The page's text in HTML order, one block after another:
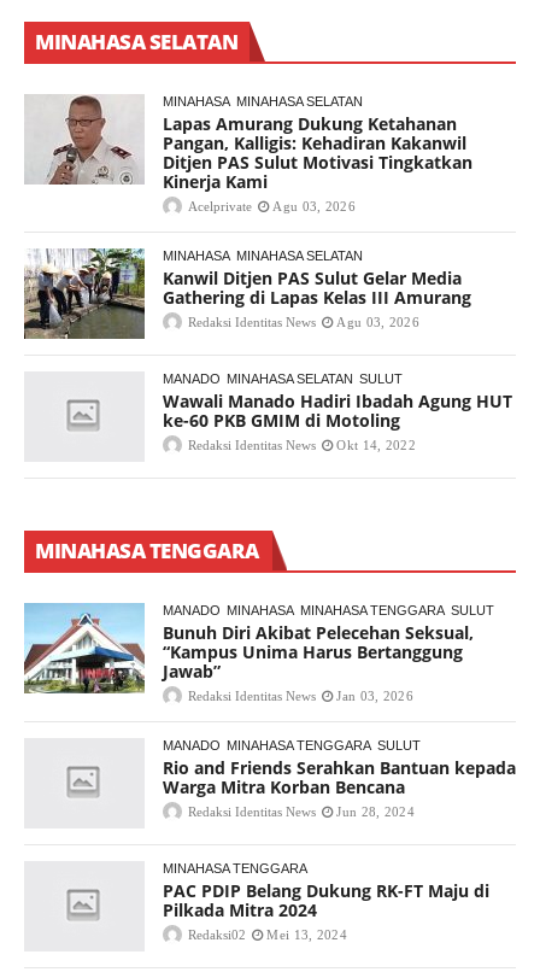
MINAHASA SELATAN
MINAHASA MINAHASA SELATAN
Lapas Amurang Dukung Ketahanan
Pangan, Kalligis: Kehadiran Kakanwil
Ditjen PAS Sulut Motivasi Tingkatkan
Kinerja Kami
Acelprivate Agu 03, 2026
MINAHASA MINAHASA SELATAN
Kanwil Ditjen PAS Sulut Gelar Media
Gathering di Lapas Kelas III Amurang
Redaksi Identitas News Agu 03, 2026
MANADO MINAHASA SELATAN SULUT
Wawali Manado Hadiri Ibadah Agung HUT
ke-60 PKB GMIM di Motoling
Redaksi Identitas News Okt 14, 2022
MINAHASA TENGGARA
MANADO MINAHASA MINAHASA TENGGARA SULUT
Bunuh Diri Akibat Pelecehan Seksual,
“Kampus Unima Harus Bertanggung
Jawab”
Redaksi Identitas News Jan 03, 2026
MANADO MINAHASA TENGGARA SULUT
Rio and Friends Serahkan Bantuan kepada
Warga Mitra Korban Bencana
Redaksi Identitas News Jun 28, 2024
MINAHASA TENGGARA
PAC PDIP Belang Dukung RK-FT Maju di
Pilkada Mitra 2024
Redaksi02 Mei 13, 2024